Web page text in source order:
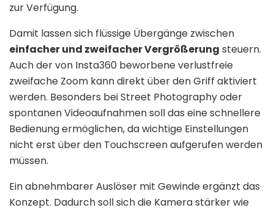
zur Verfügung.
Damit lassen sich flüssige Übergänge zwischen
einfacher und zweifacher Vergrößerung steuern.
Auch der von Insta360 beworbene verlustfreie
zweifache Zoom kann direkt über den Griff aktiviert
werden. Besonders bei Street Photography oder
spontanen Videoaufnahmen soll das eine schnellere
Bedienung ermöglichen, da wichtige Einstellungen
nicht erst über den Touchscreen aufgerufen werden
müssen.
Ein abnehmbarer Auslöser mit Gewinde ergänzt das
Konzept. Dadurch soll sich die Kamera stärker wie